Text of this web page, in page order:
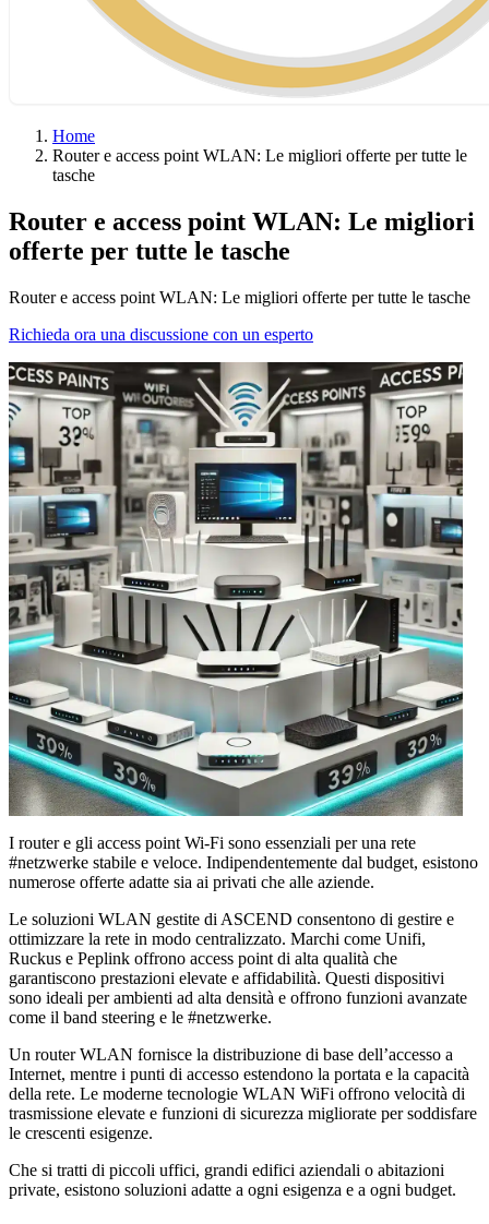
Home
Router e access point WLAN: Le migliori offerte per tutte le
tasche
Router e access point WLAN: Le migliori
offerte per tutte le tasche
Router e access point WLAN: Le migliori offerte per tutte le tasche
Richieda ora una discussione con un esperto
I router e gli access point Wi-Fi sono essenziali per una rete
#netzwerke stabile e veloce. Indipendentemente dal budget, esistono
numerose offerte adatte sia ai privati che alle aziende.
Le soluzioni WLAN gestite di ASCEND consentono di gestire e
ottimizzare la rete in modo centralizzato. Marchi come Unifi,
Ruckus e Peplink offrono access point di alta qualità che
garantiscono prestazioni elevate e affidabilità. Questi dispositivi
sono ideali per ambienti ad alta densità e offrono funzioni avanzate
come il band steering e le #netzwerke.
Un router WLAN fornisce la distribuzione di base dell’accesso a
Internet, mentre i punti di accesso estendono la portata e la capacità
della rete. Le moderne tecnologie WLAN WiFi offrono velocità di
trasmissione elevate e funzioni di sicurezza migliorate per soddisfare
le crescenti esigenze.
Che si tratti di piccoli uffici, grandi edifici aziendali o abitazioni
private, esistono soluzioni adatte a ogni esigenza e a ogni budget.